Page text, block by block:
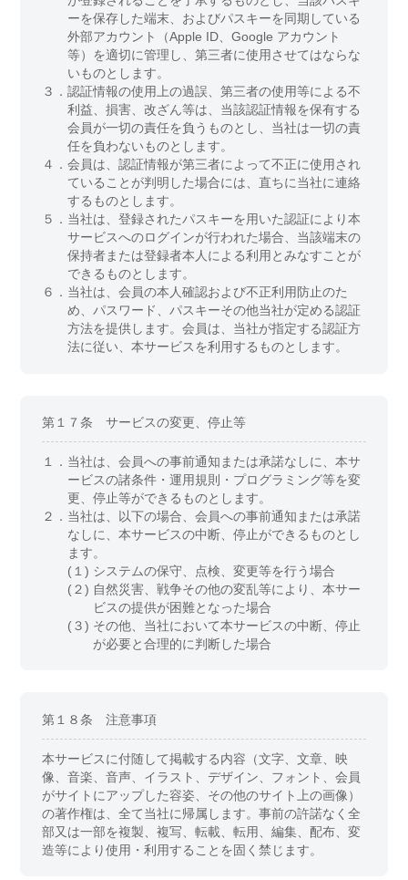
ーを保存した端末、およびパスキーを同期している
外部アカウント（Apple ID、Google アカウント
等）を適切に管理し、第三者に使用させてはならな
いものとします。
３．認証情報の使用上の過誤、第三者の使用等による不
利益、損害、改ざん等は、当該認証情報を保有する
会員が一切の責任を負うものとし、当社は一切の責
任を負わないものとします。
４．会員は、認証情報が第三者によって不正に使用され
ていることが判明した場合には、直ちに当社に連絡
するものとします。
５． 当社は、登録されたパスキーを用いた認証により本
サービスへのログインが行われた場合、当該端末の
保持者または登録者本人による利用とみなすことが
できるものとします。
６． 当社は、会員の本人確認および不正利用防止のた
め、パスワード、パスキーその他当社が定める認証
方法を提供します。会員は、当社が指定する認証方
法に従い、本サービスを利用するものとします。
第１７条 サービスの変更、停止等
１． 当社は、会員への事前通知または承諾なしに、本サ
ービスの諸条件・運用規則・プログラミング等を変
更、停止等ができるものとします。
２． 当社は、以下の場合、会員への事前通知または承諾
なしに、本サービスの中断、停止ができるものとし
ます。
(１) システムの保守、点検、変更等を行う場合
(２) 自然災害、戦争その他の変乱等により、本サー
ビスの提供が困難となった場合
(３) その他、当社において本サービスの中断、停止
が必要と合理的に判断した場合
第１８条 注意事項
本サービスに付随して掲載する内容（文字、文章、映
像、音楽、音声、イラスト、デザイン、フォント、会員
がサイトにアップした容姿、その他のサイト上の画像）
の著作権は、全て当社に帰属します。事前の許諾なく全
部又は一部を複製、複写、転載、転用、編集、配布、変
造等により使用・利用することを固く禁じます。